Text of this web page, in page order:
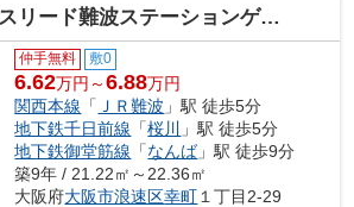
ード難波ステーションゲートノーステラス 仲介手数料無料
仲手無料 敷0
6.62万円～6.88万円
関西本線 「 ＪＲ難波 」駅 徒歩5分
地下鉄千日前線 「桜川
」駅 徒歩5分
地下鉄御堂筋線 「なんば」駅 徒歩9分
築9年 / 21.22㎡～22.36㎡
大阪府大阪市浪速区幸町 １丁目2-29